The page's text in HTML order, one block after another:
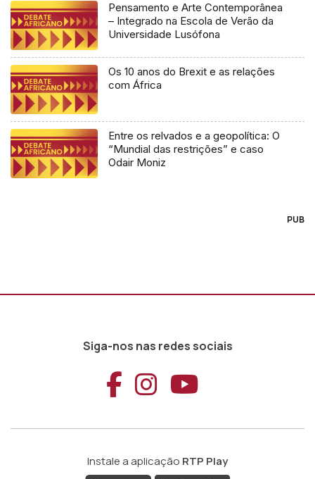
Pensamento e Arte Contemporânea
– Integrado na Escola de Verão da
Universidade Lusófona
Os 10 anos do Brexit e as relações
com África
Entre os relvados e a geopolítica: O
“Mundial das restrições” e caso
Odair Moniz
PUB
Siga-nos nas redes sociais
Aceder ao
Aceder ao
Aceder
Instale a aplicação RTP Play